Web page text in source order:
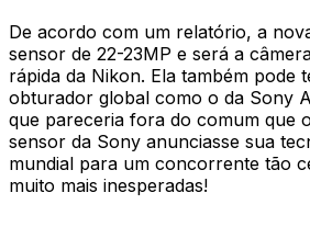
De acordo com um relatório, a
sensor de 22-23MP e será a
rápida da Nikon. Ela também pode
obturador global como o da Sony
que pareceria fora do comum que
sensor da Sony anunciasse sua
mundial para um concorrente tão
muito mais inesperadas!